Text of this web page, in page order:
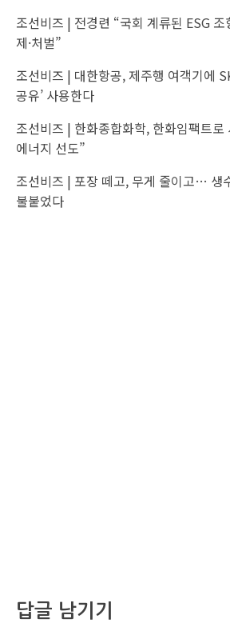
조선비즈 | 전경련 “국회 계류된 ESG
제·처벌”
조선비즈 | 대한항공, 제주행 여객기에
공유’ 사용한다
조선비즈 | 한화종합화학, 한화임팩트로
에너지 선도”
조선비즈 | 포장 떼고, 무게 줄이고… 생
불붙었다
답글 남기기